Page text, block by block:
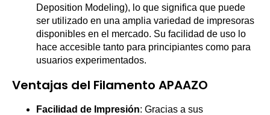
Deposition Modeling), lo que significa que puede
ser utilizado en una amplia variedad de impresoras
disponibles en el mercado. Su facilidad de uso lo
hace accesible tanto para principiantes como para
usuarios experimentados.
Ventajas del Filamento APAAZO
Facilidad de Impresión: Gracias a sus